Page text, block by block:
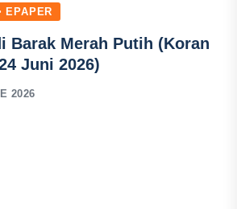
EPAPER
Barak Merah Putih (Koran
Juni 2026)
2026